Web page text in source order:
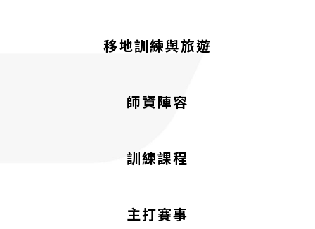
移地訓練與旅遊
師資陣容
訓練課程
主打賽事